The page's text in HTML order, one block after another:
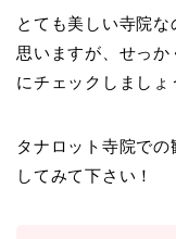
とても美しい寺院
思いますが、せっ
にチェックしましょ
タナロット寺院で
してみて下さい！